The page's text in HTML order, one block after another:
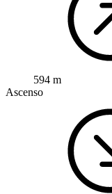
594 m
Ascenso